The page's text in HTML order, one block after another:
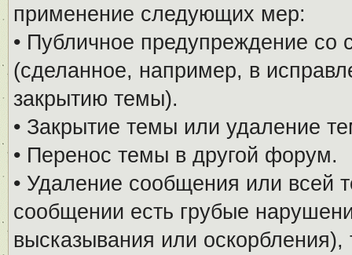
применение следующих мер:
• Публичное предупреждение
(сделанное, например, в
закрытию темы).
• Закрытие темы или удаление
• Перенос темы в другой форум.
• Удаление сообщения или всей
сообщении есть грубые
высказывания или